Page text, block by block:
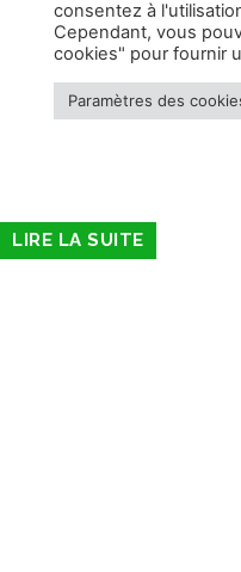
LIRE LA SUITE